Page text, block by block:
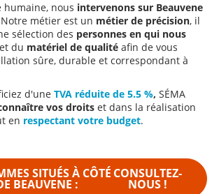
humaine, nous intervenons sur Beauvene
métier est un métier de précision, il
sélection des personnes en qui nous
du matériel de qualitéafin de vous
sûre, durable et correspondant à
d'une TVA réduite de 5.5 %, SÉMA
vos droitset dans la réalisation
en respectant votre budget.
SITUÉS À CÔTÉ
BEAUVENE :
CONSULTEZ-
NOUS !